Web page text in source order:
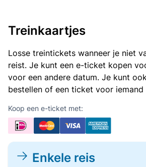
Treinkaartjes
Losse treintickets wanneer je niet
reist. Je kunt een e-ticket kopen
voor een andere datum. Je kunt
bestellen of een ticket voor iemand
Koop een e-ticket met:
Enkele reis